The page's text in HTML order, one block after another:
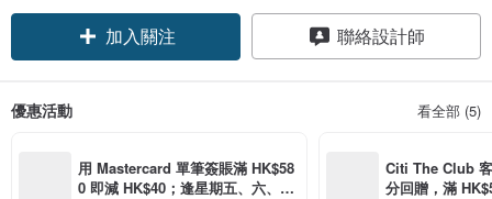
加入關注 聯絡設計師
優惠活動 看全部 (5)
用 Mastercard 單筆簽賬滿 HK$58
0 即減 HK$40；逢星期五、六、日
Citi The Club
分回贈，滿